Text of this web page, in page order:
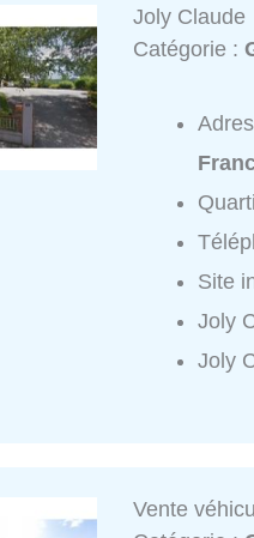
Joly Claude
Catégorie :
Site
Joly
Joly
Vente